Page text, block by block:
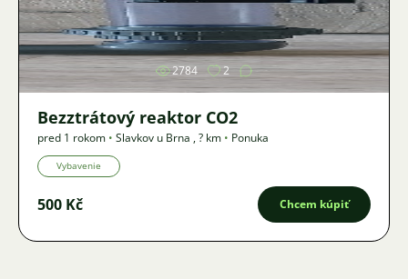
Obrázok
2784 2
Bezztrátový reaktor CO2
pred 1 rokom • Slavkov u Brna ,? km • Ponuka
Vybavenie
500 Kč Chcem kúpiť